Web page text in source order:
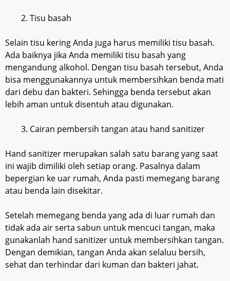
Tisu basah
Selain tisu kering Anda juga harus memiliki tisu basah.
Ada baiknya jika Anda memiliki tisu basah yang
mengandung alkohol. Dengan tisu basah tersebut, Anda
bisa menggunakannya untuk membersihkan benda mati
dari debu dan bakteri. Sehingga benda tersebut akan
lebih aman untuk disentuh atau digunakan.
Cairan pembersih tangan atau hand sanitizer
Hand sanitizer merupakan salah satu barang yang saat
ini wajib dimiliki oleh setiap orang. Pasalnya dalam
bepergian ke uar rumah, Anda pasti memegang barang
atau benda lain disekitar.
Setelah memegang benda yang ada di luar rumah dan
tidak ada air serta sabun untuk mencuci tangan, maka
gunakanlah hand sanitizer untuk membersihkan tangan.
Dengan demikian, tangan Anda akan selaluu bersih,
sehat dan terhindar dari kuman dan bakteri jahat.